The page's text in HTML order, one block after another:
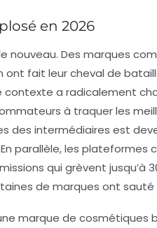
en 2026
nouveau. Des marques
ont fait leur cheval de
contexte a radicalement
à traquer les
des intermédiaires est
parallèle, les plateformes
qui grèvent jusqu’à
de marques ont sauté
marque de cosmétiques